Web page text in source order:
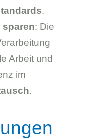
.
sparen: Die
Arbeit und
im
.